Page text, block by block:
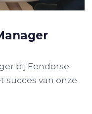
bij Fendorse
succes van onze